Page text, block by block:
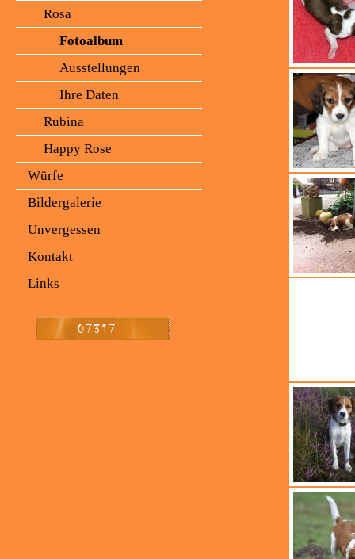
Rosa
Fotoalbum
Ausstellungen
Ihre Daten
Rubina
Happy Rose
Würfe
Bildergalerie
Unvergessen
Kontakt
Links